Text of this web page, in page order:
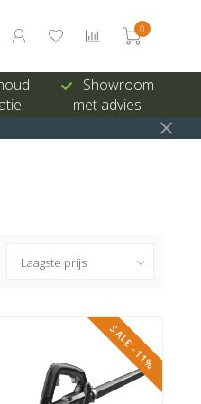
0
Showroom
met advies
SALE -11%